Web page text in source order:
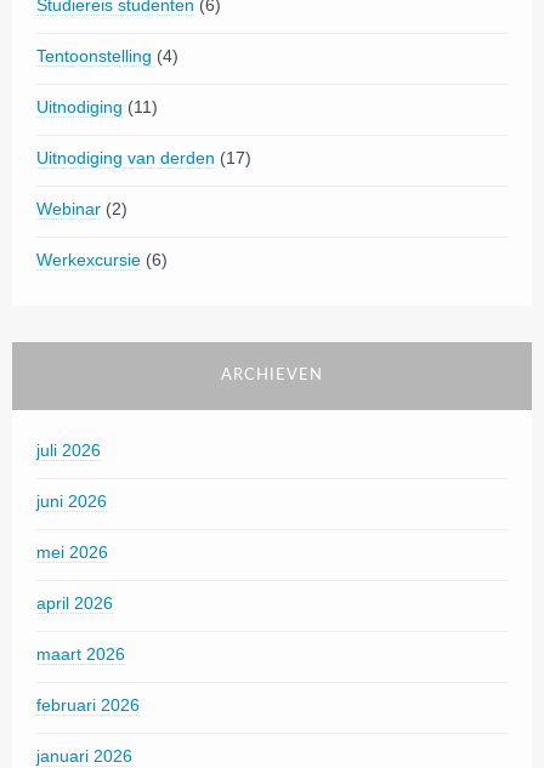
Studiereis studenten (6)
Tentoonstelling (4)
Uitnodiging (11)
Uitnodiging van derden (17)
Webinar (2)
Werkexcursie (6)
ARCHIEVEN
juli 2026
juni 2026
mei 2026
april 2026
maart 2026
februari 2026
januari 2026